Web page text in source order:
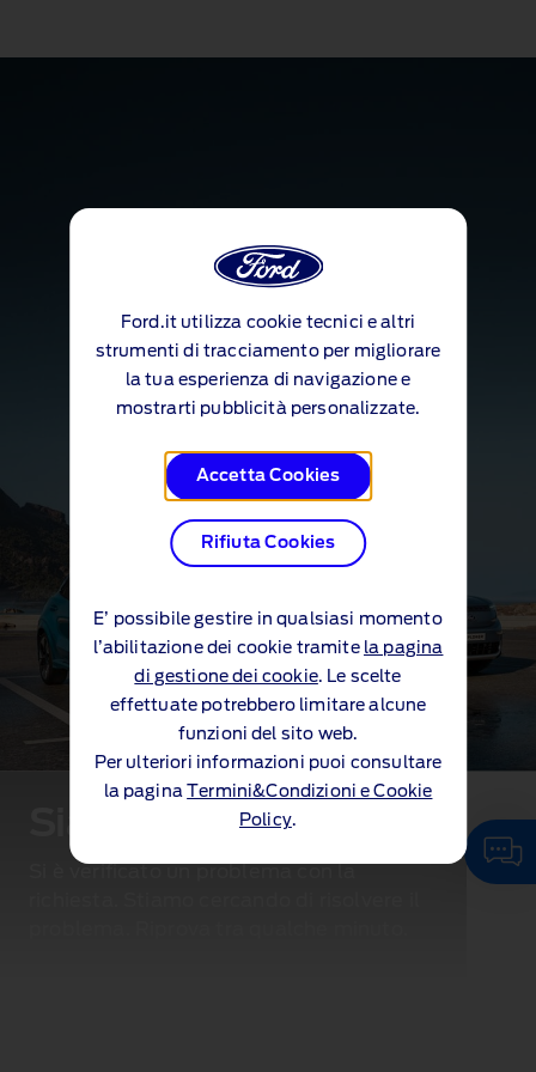
Ford.it utilizza cookie tecnici e altri
strumenti di tracciamento per migliorare
la tua esperienza di navigazione e
mostrarti pubblicità personalizzate.
Accetta Cookies
Rifiuta Cookies
E’ possibile gestire in qualsiasi momento
l’abilitazione dei cookie tramite la pagina
di gestione dei cookie. Le scelte
effettuate potrebbero limitare alcune
funzioni del sito web.
Per ulteriori informazioni puoi consultare
la pagina
Termini&Condizioni e Cookie
Policy.
Siamo spiacenti...